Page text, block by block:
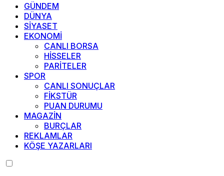
GÜNDEM
DÜNYA
SİYASET
EKONOMİ
CANLI BORSA
HİSSELER
PARİTELER
SPOR
CANLI SONUÇLAR
FİKSTÜR
PUAN DURUMU
MAGAZİN
BURÇLAR
REKLAMLAR
KÖŞE YAZARLARI